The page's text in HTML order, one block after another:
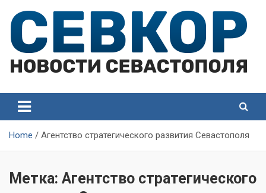
content
Севастополя
Севастополя
Home Агентство стратегического развития Севастополя
Метка: Агентство стратегического